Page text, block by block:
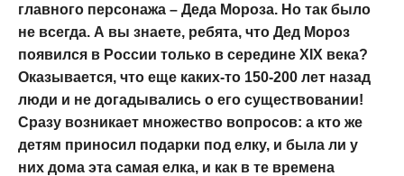
главного персонажа – Деда Мороза. Но так было
не всегда. А вы знаете, ребята, что Дед Мороз
появился в России только в середине XIX века?
Оказывается, что еще каких-то 150-200 лет назад
люди и не догадывались о его существовании!
Сразу возникает множество вопросов: а кто же
детям приносил подарки под елку, и была ли у
них дома эта самая елка, и как в те времена